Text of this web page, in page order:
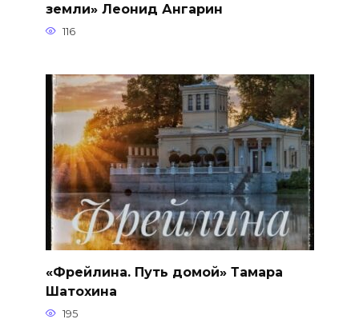
земли» Леонид Ангарин
116
«Фрейлина. Путь домой» Тамара
Шатохина
195